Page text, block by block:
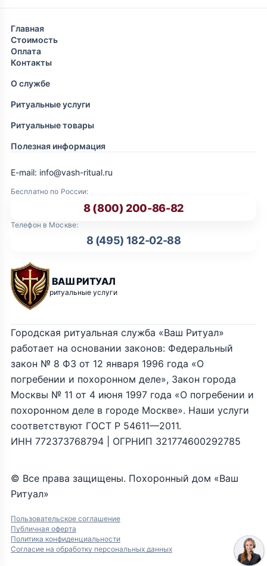
Главная
Стоимость
Оплата
Контакты
О службе
Ритуальные услуги
Ритуальные товары
Полезная информация
ВАШ РИТУАЛ
ритуальные услуги
Бесплатно по России:
8 (800) 200-86-82
Телефон в Москве:
8 (495) 182-02-88
E-mail: info@vash-ritual.ru
© Все права защищены. Похоронный дом «Ваш
Ритуал»
Пользовательское соглашение
Публичная оферта
Политика конфиденциальности
Согласие на обработку персональных данных
Городская ритуальная служба «Ваш Ритуал»
работает на основании законов: Федеральный
закон № 8 ФЗ от 12 января 1996 года «О
погребении и похоронном деле», Закон города
Москвы № 11 от 4 июня 1997 года «О погребении и
похоронном деле в городе Москве». Наши услуги
соответствуют ГОСТ Р 54611—2011.
ИНН 772373768794 | ОГРНИП 321774600292785